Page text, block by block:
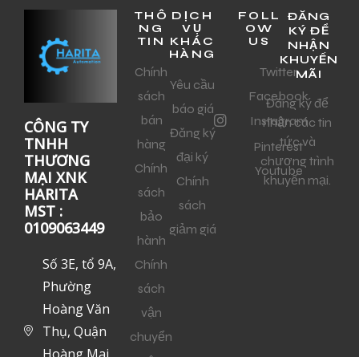
CÔNG TY
TNHH
THƯƠNG
MẠI XNK
HARITA
MST :
0109063449
Số 3E, tổ 9A,
Phường
Hoàng Văn
Thụ, Quận
THÔ
NG
TIN
Chính
sách
bán
hàng
Chính
sách
bảo
hành
Chính
sách
vận
chuyển
DỊCH
VỤ
KHÁC
HÀNG
Yêu cầu
báo giá
Đăng ký
đại ký
Chính
sách
giảm giá
FOLL
OW
US
Twitter
Facebook
Instagram
Pinterest
Youtube
ĐĂNG
KÝ ĐỂ
NHẬN
KHUYẾN
MÃI
Đăng ký để
nhận các tin
tức và
chương trình
khuyến mại.